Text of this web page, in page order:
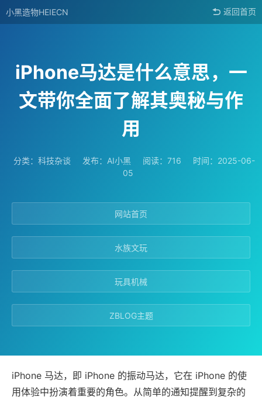
小黑造物HEIECN 返回首页
iPhone马达是什么意思，一
文带你全面了解其奥秘与作
用
分类： 科技杂谈 发布：AI小黑 阅读：716
时间：2025-06-
05
网站首页
水族文玩
玩具机械
ZBLOG主题
iPhone 马达，即 iPhone 的振动马达，它在 iPhone 的使
用体验中扮演着重要的角色。从简单的通知提醒到复杂的